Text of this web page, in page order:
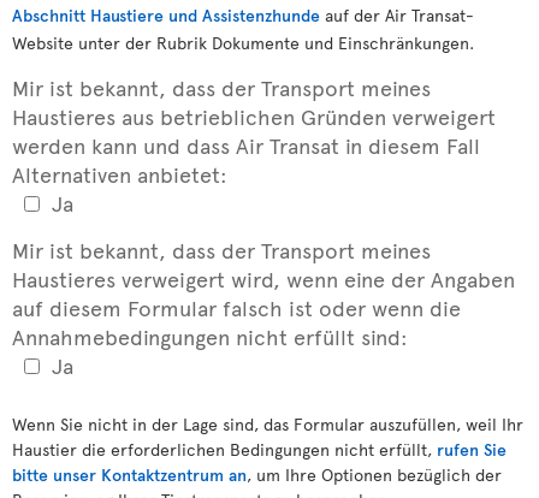
Abschnitt Haustiere und Assistenzhunde auf der Air Transat-
Website unter der Rubrik Dokumente und Einschränkungen.
Mir ist bekannt, dass der Transport meines
Haustieres aus betrieblichen Gründen verweigert
werden kann und dass Air Transat in diesem Fall
Alternativen anbietet:
Ja
Mir ist bekannt, dass der Transport meines
Haustieres verweigert wird, wenn eine der Angaben
auf diesem Formular falsch ist oder wenn die
Annahmebedingungen nicht erfüllt sind:
Ja
Wenn Sie nicht in der Lage sind, das Formular auszufüllen, weil Ihr
Haustier die erforderlichen Bedingungen nicht erfüllt, rufen Sie
bitte unser Kontaktzentrum an, um Ihre Optionen bezüglich der